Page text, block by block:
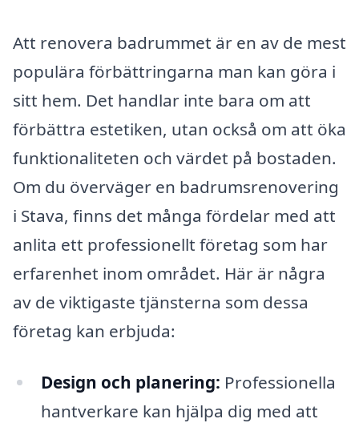
Att renovera badrummet är en av de mest
populära förbättringarna man kan göra i
sitt hem. Det handlar inte bara om att
förbättra estetiken, utan också om att öka
funktionaliteten och värdet på bostaden.
Om du överväger en badrumsrenovering
i Stava, finns det många fördelar med att
anlita ett professionellt företag som har
erfarenhet inom området. Här är några
av de viktigaste tjänsterna som dessa
företag kan erbjuda:
Design och planering: Professionella
hantverkare kan hjälpa dig med att